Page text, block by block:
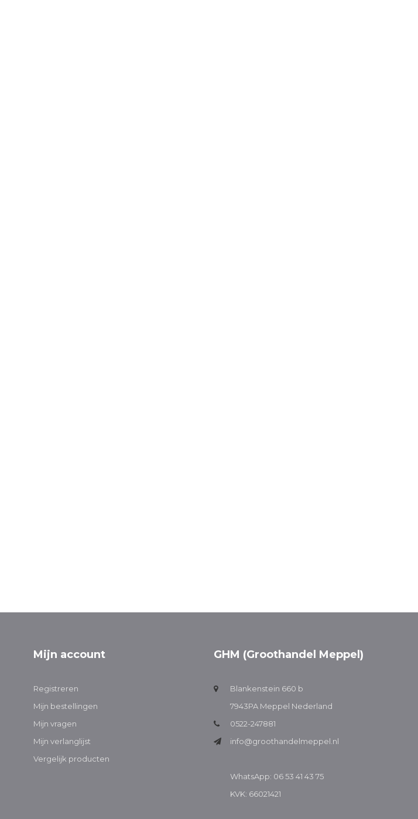
Mijn account
Registreren
Mijn bestellingen
Mijn vragen
Mijn verlanglijst
Vergelijk producten
GHM (Groothandel Meppel)
Blankenstein 660 b
7943PA Meppel Nederland
0522-247881
info@groothandelmeppel.nl
WhatsApp: 06 53 41 43 75
KVK: 66021421